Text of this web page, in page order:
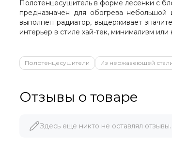
Полотенцесушитель в форме лесенки с
предназначен для обогрева
выполнен радиатор, выдерживает
интерьер в стиле хай-тек, минимализм или
Полотенцесушители Из нержавеющей
Отзывы о товаре
Здесь еще никто не оставлял